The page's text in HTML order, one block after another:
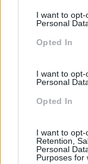
I want to
Personal
Opted In
I want to
Personal
Opted In
I want to opt-
Retention,
Personal
Purposes for